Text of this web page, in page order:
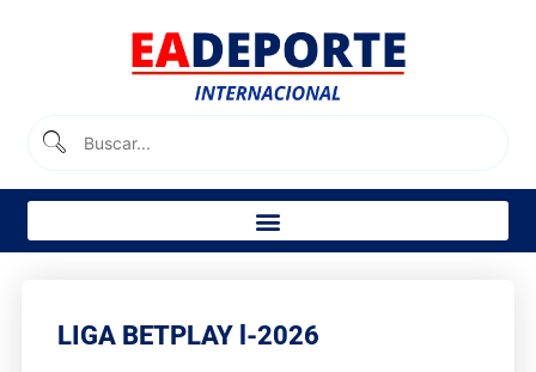
LIGA BETPLAY l-2026